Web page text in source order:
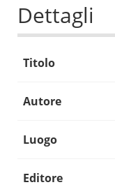
Dettagli
Titolo
Autore
Luogo
Editore